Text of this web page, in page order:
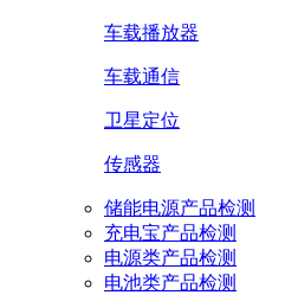
车载播放器
车载通信
卫星定位
传感器
储能电源产品检测
充电宝产品检测
电源类产品检测
电池类产品检测